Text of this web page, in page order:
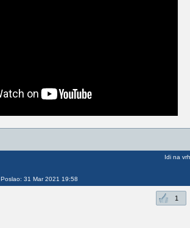
Poslao: 31 Mar 2021 19:58
Idi na vrh
1